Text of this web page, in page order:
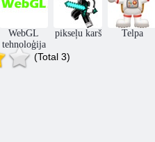
Pixel Gun
Apocalypse 6
pārveidots
WebGL
tehnoloģija
pikseļu karš Telpa
(Total 3)